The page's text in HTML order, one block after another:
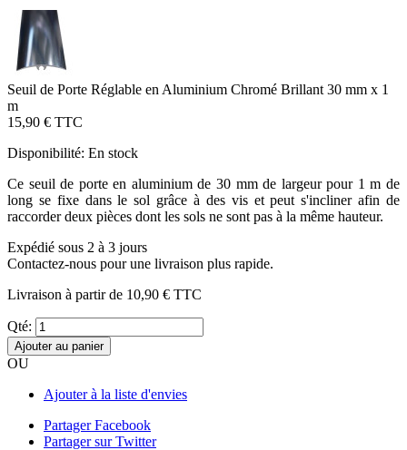
Seuil de Porte Réglable en Aluminium Chromé Brillant 30 mm x 1
m
15,90 € TTC
Disponibilité: En stock
Ce seuil de porte en aluminium de 30 mm de largeur pour 1 m de
long se fixe dans le sol grâce à des vis et peut s'incliner afin de
raccorder deux pièces dont les sols ne sont pas à la même hauteur.
Expédié sous 2 à 3 jours
Contactez-nous pour une livraison plus rapide.
Livraison à partir de 10,90 € TTC
Qté:
Ajouter au panier
OU
Ajouter à la liste d'envies
Partager Facebook
Partager sur Twitter